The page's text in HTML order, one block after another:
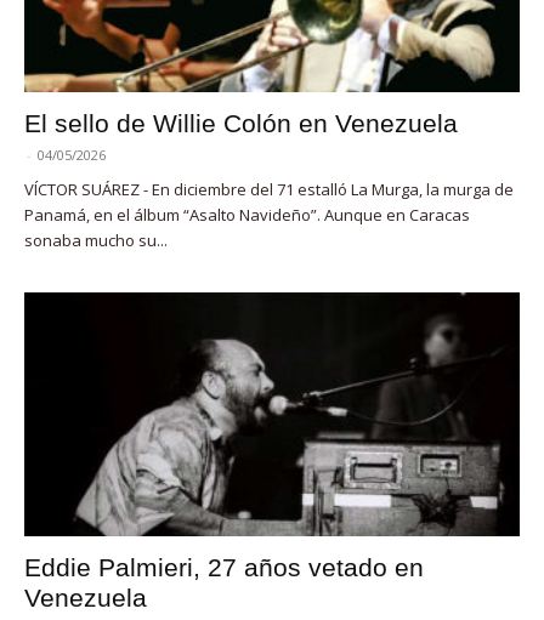
El sello de Willie Colón en Venezuela
- 04/05/2026
VÍCTOR SUÁREZ - En diciembre del 71 estalló La Murga, la murga de
Panamá, en el álbum “Asalto Navideño”. Aunque en Caracas
sonaba mucho su...
Eddie Palmieri, 27 años vetado en
Venezuela